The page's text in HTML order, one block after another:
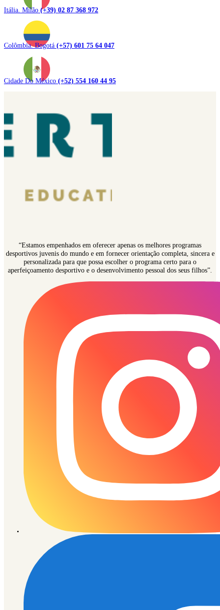
Itália. Milão (+39) 02 87 368 972
Colômbia. Bogotá (+57) 601 75 64 047
Cidade Do México (+52) 554 160 44 95
“Estamos empenhados em oferecer apenas os melhores programas
desportivos juvenis do mundo e em fornecer orientação completa, sincera e
personalizada para que possa escolher o programa certo para o
aperfeiçoamento desportivo e o desenvolvimento pessoal dos seus filhos”.